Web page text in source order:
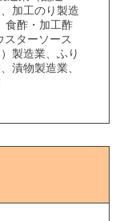
加工のり製造
食酢・加工酢
スターソース
製造業、ふり
漬物製造業、